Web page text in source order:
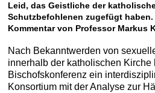
Leid, das Geistliche der
Schutzbefohlenen zugefügt
Kommentar von Professor Markus
Nach Bekanntwerden von
innerhalb der katholischen Kirche
Bischofskonferenz ein
Konsortium mit der Analyse zur